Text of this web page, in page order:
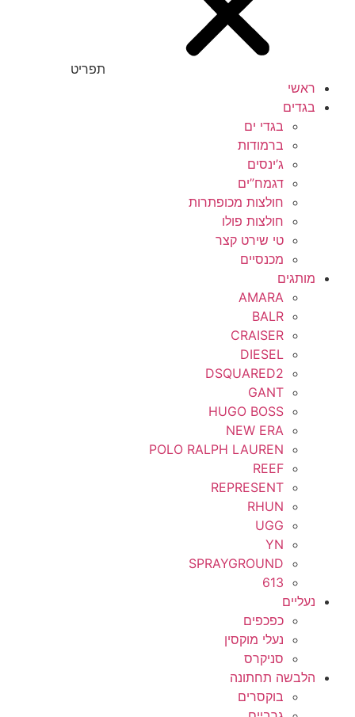
תפריט
ראשי
בגדים
בגדי ים
ברמודות
ג’ינסים
דגמח”ים
חולצות מכופתרות
חולצות פולו
טי שירט קצר
מכנסיים
מותגים
AMARA
BALR
CRAISER
DIESEL
DSQUARED2
GANT
HUGO BOSS
NEW ERA
POLO RALPH LAUREN
REEF
REPRESENT
RHUN
UGG
YN
SPRAYGROUND
613
נעליים
כפכפים
נעלי מוקסין
סניקרס
הלבשה תחתונה
בוקסרים